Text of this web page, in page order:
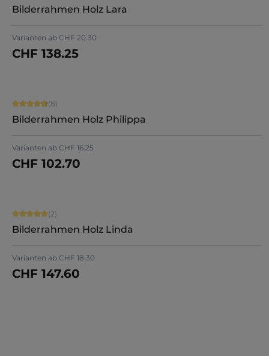
Bilderrahmen Holz Lara
Varianten ab CHF 20.30
CHF 138.25
Jetzt konfigurieren
Durchschnittliche Bewertung von 4.75 von 5 Sternen
(8)
Bilderrahmen Holz Philippa
Varianten ab CHF 16.25
CHF 102.70
Jetzt konfigurieren
Durchschnittliche Bewertung von 5 von 5 Sternen
(2)
Bilderrahmen Holz Linda
Varianten ab CHF 18.30
CHF 147.60